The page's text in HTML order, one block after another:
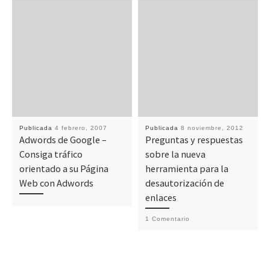
Publicada 4 febrero, 2007
Adwords de Google –
Consiga tráfico
orientado a su Página
Web con Adwords
Publicada 8 noviembre, 2012
Preguntas y respuestas
sobre la nueva
herramienta para la
desautorización de
enlaces
1 Comentario